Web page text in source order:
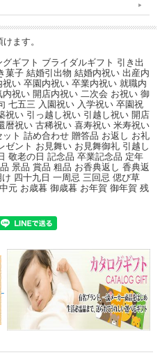
ます。
ギフト ブライダルギフト 引き出
菓子 結婚引出物 結婚内祝い 出産内
い 卒園内祝い 卒業内祝い 就職内
祝い 開店内祝い 二次会 お祝い 御
七五三 入園祝い 入学祝い 卒園祝
祝い 引っ越し祝い 引越し祝い 開店
暦祝い 古稀祝い 喜寿祝い 米寿祝い
ト 詰め合わせ 贈答品 お返し お礼
ント お見舞い お見舞御礼 引越し
敬老の日 記念品 卒業記念品 定年
景品 賞品 粗品 お香典返し 香典返
四十九日 一周忌 三回忌 偲び草
元 お歳暮 御歳暮 お年賀 御年賀 残